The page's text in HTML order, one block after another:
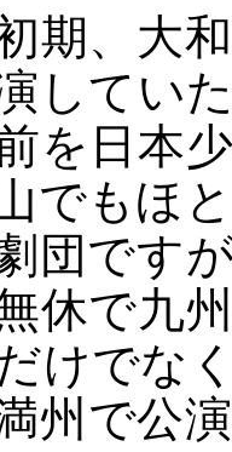
期、大
してい
を日本
でもほ
団です
休で九
けでな
州で公